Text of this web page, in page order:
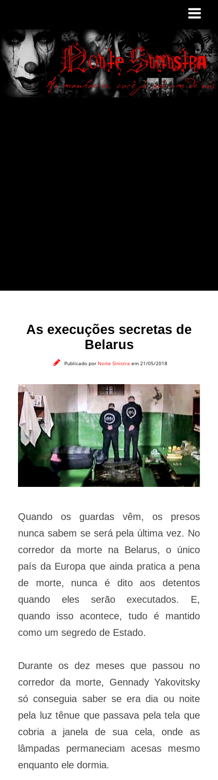
As execuções secretas de
Belarus
Publicado por Noite Sinistra em 21/05/2018
Quando os guardas vêm, os presos
nunca sabem se será pela última vez. No
corredor da morte na Belarus, o único
país da Europa que ainda pratica a pena
de morte, nunca é dito aos detentos
quando eles serão executados. E,
quando isso acontece, tudo é mantido
como um segredo de Estado.
Durante os dez meses que passou no
corredor da morte, Gennady Yakovitsky
só conseguia saber se era dia ou noite
pela luz tênue que passava pela tela que
cobria a janela de sua cela, onde as
lâmpadas permaneciam acesas mesmo
enquanto ele dormia.